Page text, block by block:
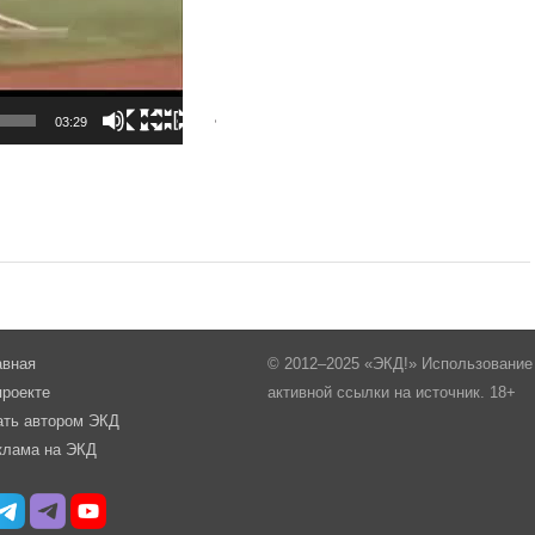
03:29
автором ЭКД
на ЭКД
© 2012–2025 «ЭКД!»
активной ссылки на источник. 18+